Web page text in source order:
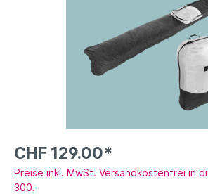
CHF 129.00*
Preise inkl. MwSt. Versandkostenfrei in
300.-